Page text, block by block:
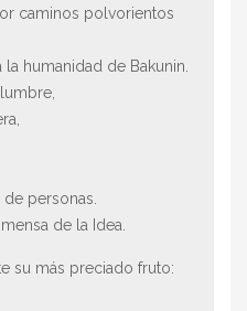
caminos polvorientos
humanidad de Bakunin.
personas.
de la Idea.
su más preciado fruto: